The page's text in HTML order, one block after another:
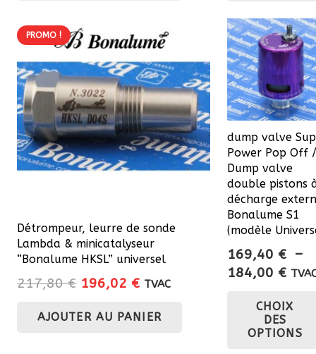
349,00 €.
PROMO !
Détrompeur, leurre de sonde
Lambda & minicatalyseur
“Bonalume HKSL” universel
217,80€ Le
initial
196,02 €Le
actuel
TVAC
AJOUTER AU PANIER
dump valve
Power Pop Off /
Dump valve
double pistons
décharge
Bonalume S1
(modèle
169,40 € –
184,00 €
prix
CHOIX
DES
OPTIONS